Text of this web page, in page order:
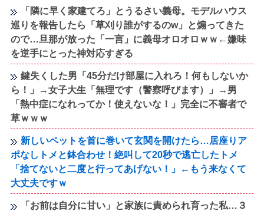
「隣に早く家建てろ」とうるさい義母。モデルハウス
巡りを報告したら「草刈り誰がするのw」と煽ってきた
ので…旦那が放った「一言」に義母オロオロｗｗ←嫌味
を逆手にとった神対応すぎる
鍵失くした男「45分だけ部屋に入れろ！何もしないか
ら！」→女子大生「無理です（警察呼びます）」→男
「熱中症になれってか！使えないな！」完全に不審者で
草ｗｗｗ
新しいペットを首に巻いて玄関を開けたら…居座りア
ポなしトメと鉢合わせ！絶叫して20秒で逃亡したトメ
「捨てないと二度と行ってあげない！」←もう来なくて
大丈夫ですｗ
「お前は自分に甘い」と家族に責められ育った私…３